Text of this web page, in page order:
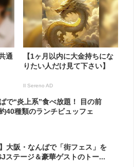
通
【1ヶ月以内に大金持ちにな
りたい人だけ見て下さい】
Il Sereno AD
で“炎上系”食べ放題！ 目の前
40種類のランチビュッフェ
】大阪・なんばで「街フェス」を
ステージ＆豪華ゲストのトー...